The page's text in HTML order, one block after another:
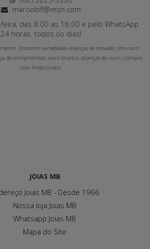
JOIAS MB
Joias MB - Desde 1966
Nossa loja Joias MB
Whatsapp Joias MB
Mapa do Site
marciobff@msn.com
das 8:00 as 16:00 e pelo WhatsApp
24 horas. todos os dias!
Encontre variedades alianças de noivado: em ouro
de compromisso, ouro branco, alianças de ouro. Compre
com Frete Grátis.